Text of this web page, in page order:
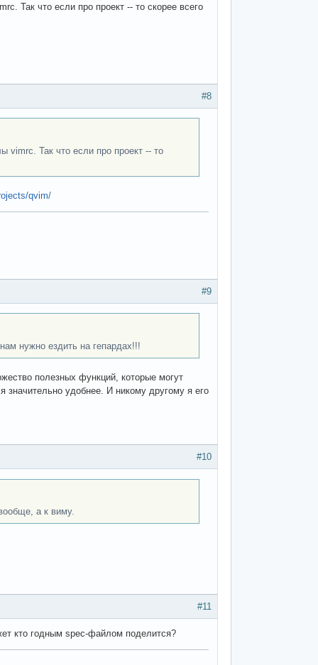
Так что если про проект -- то скорее всего
#8
vimrc. Так что если про проект -- то
qvim/
#9
нужно ездить на гепардах!!!
полезных функций, которые могут
значительно удобнее. И никому другому я его
#10
а к виму.
#11
кто годным spec-файлом поделится?